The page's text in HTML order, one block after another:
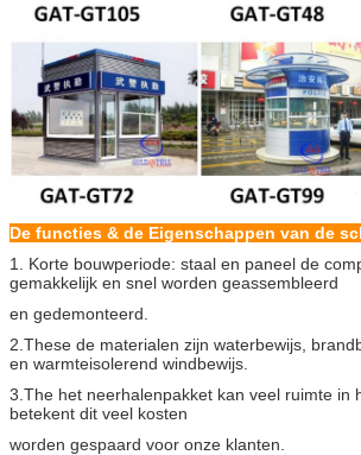
De functies & de Eigenschappen van de
1. Korte bouwperiode: staal en paneel de
gemakkelijk en snel worden geassembleerd
en gedemonteerd.
2.These de materialen zijn waterbewijs,
en warmteisolerend windbewijs.
3.The het neerhalenpakket kan veel ruimte in
betekent dit veel kosten
worden gespaard voor onze klanten.